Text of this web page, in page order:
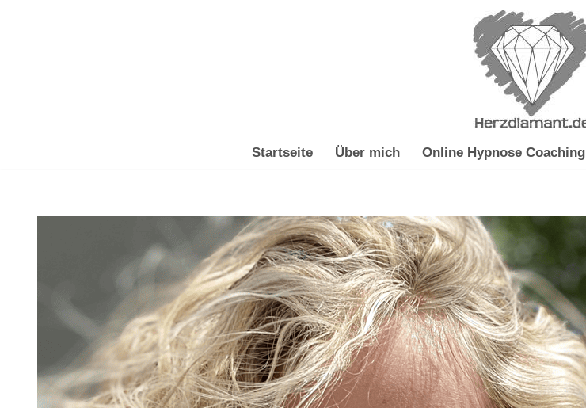
Startseite Über mich Online Hypnose Coaching